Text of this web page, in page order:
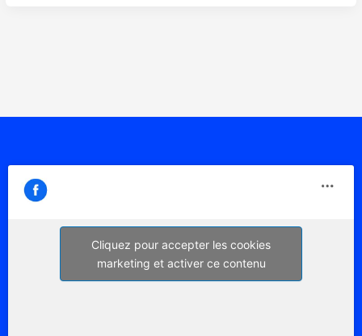
Cliquez pour accepter les cookies
marketing et activer ce contenu